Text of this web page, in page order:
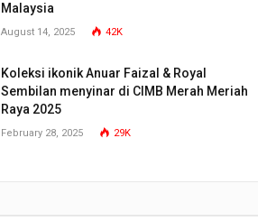
Malaysia
August 14, 2025 42K
Koleksi ikonik Anuar Faizal & Royal
Sembilan menyinar di CIMB Merah Meriah
Raya 2025
February 28, 2025 29K